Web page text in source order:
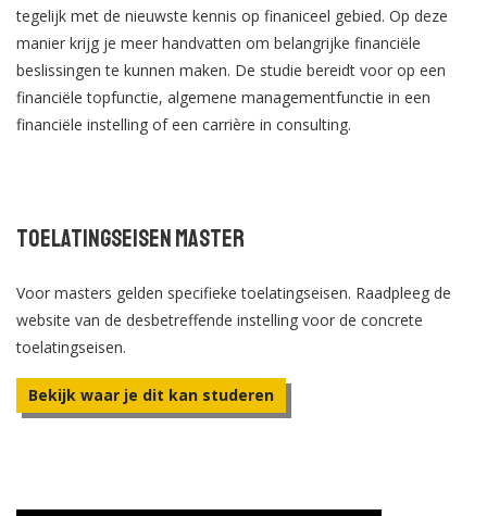
tegelijk met de nieuwste kennis op finaniceel gebied. Op deze
manier krijg je meer handvatten om belangrijke financiële
beslissingen te kunnen maken. De studie bereidt voor op een
financiële topfunctie, algemene managementfunctie in een
financiële instelling of een carrière in consulting.
Toelatingseisen Master
Voor masters gelden specifieke toelatingseisen. Raadpleeg de
website van de desbetreffende instelling voor de concrete
toelatingseisen.
Bekijk waar je dit kan studeren